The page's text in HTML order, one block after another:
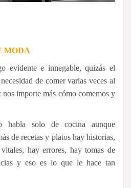
MODA
evidente e innegable, quizás el
de comer varias veces al
nos importe más cómo comemos y
solo de cocina aunque
de recetas y platos hay historias,
hay errores, hay tomas de
y eso es lo que le hace tan